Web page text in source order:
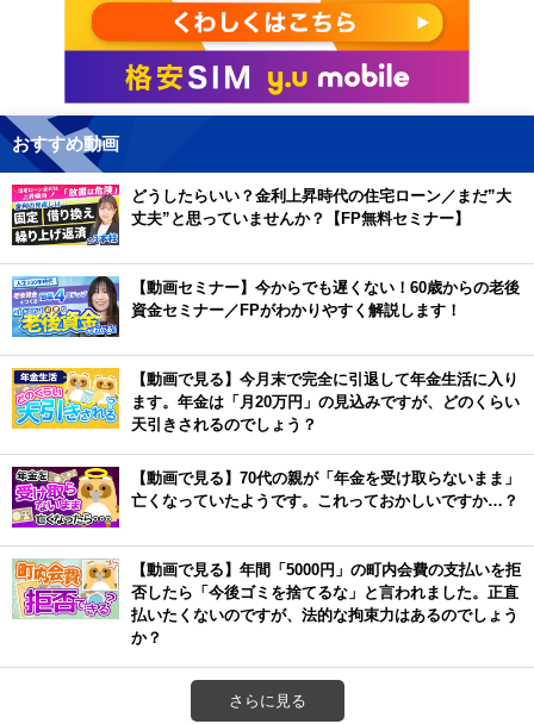
おすすめ動画
どうしたらいい？金利上昇時代の住宅ローン／まだ”大
丈夫”と思っていませんか？【FP無料セミナー】
【動画セミナー】今からでも遅くない！60歳からの老後
資金セミナー／FPがわかりやすく解説します！
【動画で見る】今月末で完全に引退して年金生活に入り
ます。年金は「月20万円」の見込みですが、どのくらい
天引きされるのでしょう？
【動画で見る】70代の親が「年金を受け取らないまま」
亡くなっていたようです。これっておかしいですか…？
【動画で見る】年間「5000円」の町内会費の支払いを拒
否したら「今後ゴミを捨てるな」と言われました。正直
払いたくないのですが、法的な拘束力はあるのでしょう
か？
さらに見る